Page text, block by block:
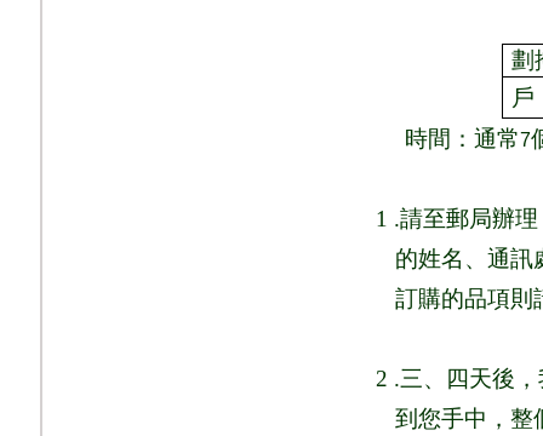
劃
戶
時間：通常7
1 .請至郵局辦
的姓名、通訊
訂購的品項則
2 .三、四天後
到您手中，整